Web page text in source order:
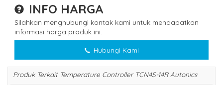
INFO HARGA
Silahkan menghubungi kontak kami untuk mendapatkan
informasi harga produk ini.
Hubungi Kami
Produk Terkait Temperature Controller TCN4S-14R Autonics